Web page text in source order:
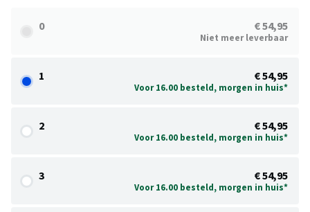
0 € 54,95
Niet meer leverbaar
1 € 54,95
Voor 16.00 besteld, morgen in huis*
2 € 54,95
Voor 16.00 besteld, morgen in huis*
3 € 54,95
Voor 16.00 besteld, morgen in huis*